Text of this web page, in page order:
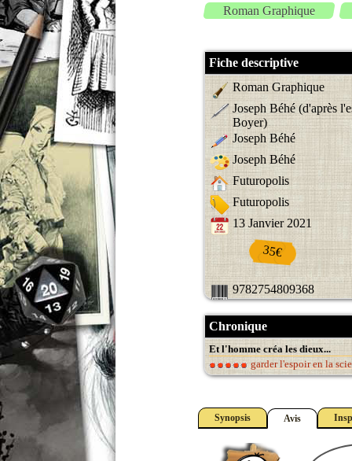
Roman Graphique
Fiche descriptive
Roman Graphique
Joseph Béhé (d'après
Boyer)
Joseph Béhé
Joseph Béhé
Futuropolis
Futuropolis
13 Janvier 2021
35€
9782754809368
Chronique
Et l'homme créa les dieux...
garder l'espoir en la
Synopsis Avis